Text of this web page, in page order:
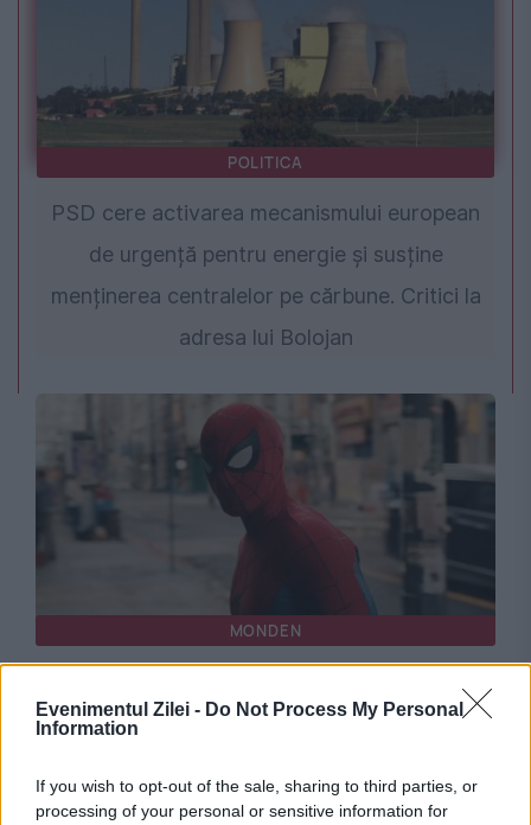
Evenimentul Zilei - Do Not Process My Personal
Information
If you wish to opt-out of the sale, sharing to third parties, or
processing of your personal or sensitive information for
POLITICA
PSD cere activarea mecanismului european
de urgență pentru energie și susține
menținerea centralelor pe cărbune. Critici la
adresa lui Bolojan
MONDEN
ului. Recordul „Avengers: Endgame” a căzut